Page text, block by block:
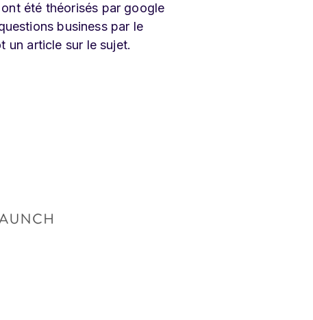
été théorisés par google
business par le
un article sur le sujet.